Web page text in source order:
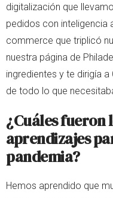
digitalización que
pedidos con inteligencia
commerce que triplicó
nuestra página de
ingredientes y te dirigía
de todo lo que
¿Cuáles fueron
aprendizajes
pandemia?
Hemos aprendido que